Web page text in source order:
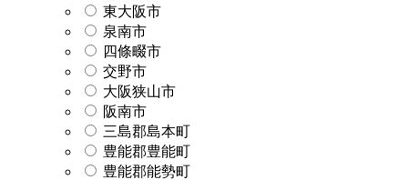
東大阪市
泉南市
四條畷市
交野市
大阪狭山市
阪南市
三島郡島本町
豊能郡豊能町
豊能郡能勢町